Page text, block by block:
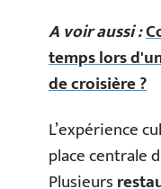
A voir aussi :
temps lors
de croisière ?
L’expérience
place centrale
Plusieurs